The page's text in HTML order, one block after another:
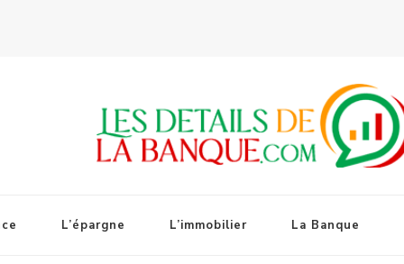
L’épargne L’immobilier La Banque